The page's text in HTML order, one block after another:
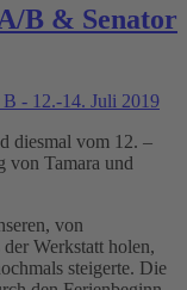
B & Senator
diesmal vom 12. –
von Tamara und
von
Werkstatt holen,
steigerte. Die